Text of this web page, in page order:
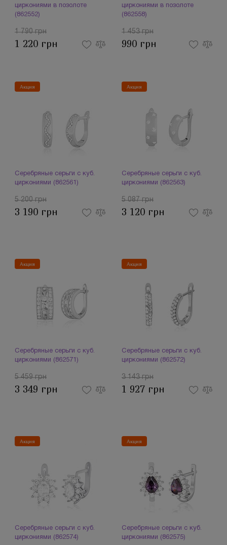
циркониями в позолоте
(862552)
1 790 грн
1 220 грн
циркониями в позолоте
(862558)
1 453 грн
990 грн
Акция
Серебряные серьги с куб.
циркониями (862561)
5 200 грн
3 190 грн
Акция
Серебряные серьги с куб.
циркониями (862563)
5 087 грн
3 120 грн
Акция
Серебряные серьги с куб.
циркониями (862571)
5 459 грн
3 349 грн
Акция
Серебряные серьги с куб.
циркониями (862572)
3 143 грн
1 927 грн
Акция
Серебряные серьги с куб.
циркониями (862574)
Акция
Серебряные серьги с куб.
циркониями (862575)